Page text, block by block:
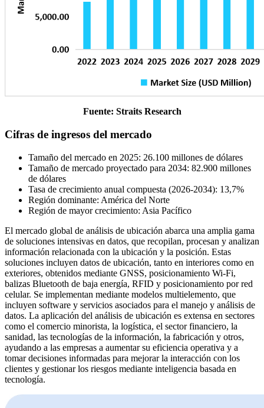
Fuente: Straits Research
Cifras de ingresos del mercado
Tamaño del mercado en 2025: 26.100 millones de dólares
Tamaño de mercado proyectado para 2034: 82.900 millones
de dólares
Tasa de crecimiento anual compuesta (2026-2034): 13,7%
Región dominante: América del Norte
Región de mayor crecimiento: Asia Pacífico
El mercado global de análisis de ubicación abarca una amplia gama
de soluciones intensivas en datos, que recopilan, procesan y analizan
información relacionada con la ubicación y la posición. Estas
soluciones incluyen datos de ubicación, tanto en interiores como en
exteriores, obtenidos mediante GNSS, posicionamiento Wi-Fi,
balizas Bluetooth de baja energía, RFID y posicionamiento por red
celular. Se implementan mediante modelos multielemento, que
incluyen software y servicios asociados para el manejo y análisis de
datos. La aplicación del análisis de ubicación es extensa en sectores
como el comercio minorista, la logística, el sector financiero, la
sanidad, las tecnologías de la información, la fabricación y otros,
ayudando a las empresas a aumentar su eficiencia operativa y a
tomar decisiones informadas para mejorar la interacción con los
clientes y gestionar los riesgos mediante inteligencia basada en
tecnología.